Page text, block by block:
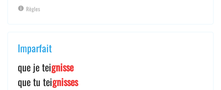
Règles
Imparfait
que je teignisse
que tu teignisses